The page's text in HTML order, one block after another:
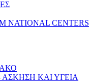
NATIONAL CENTERS
ΚΑΙ ΥΓΕΙΑ